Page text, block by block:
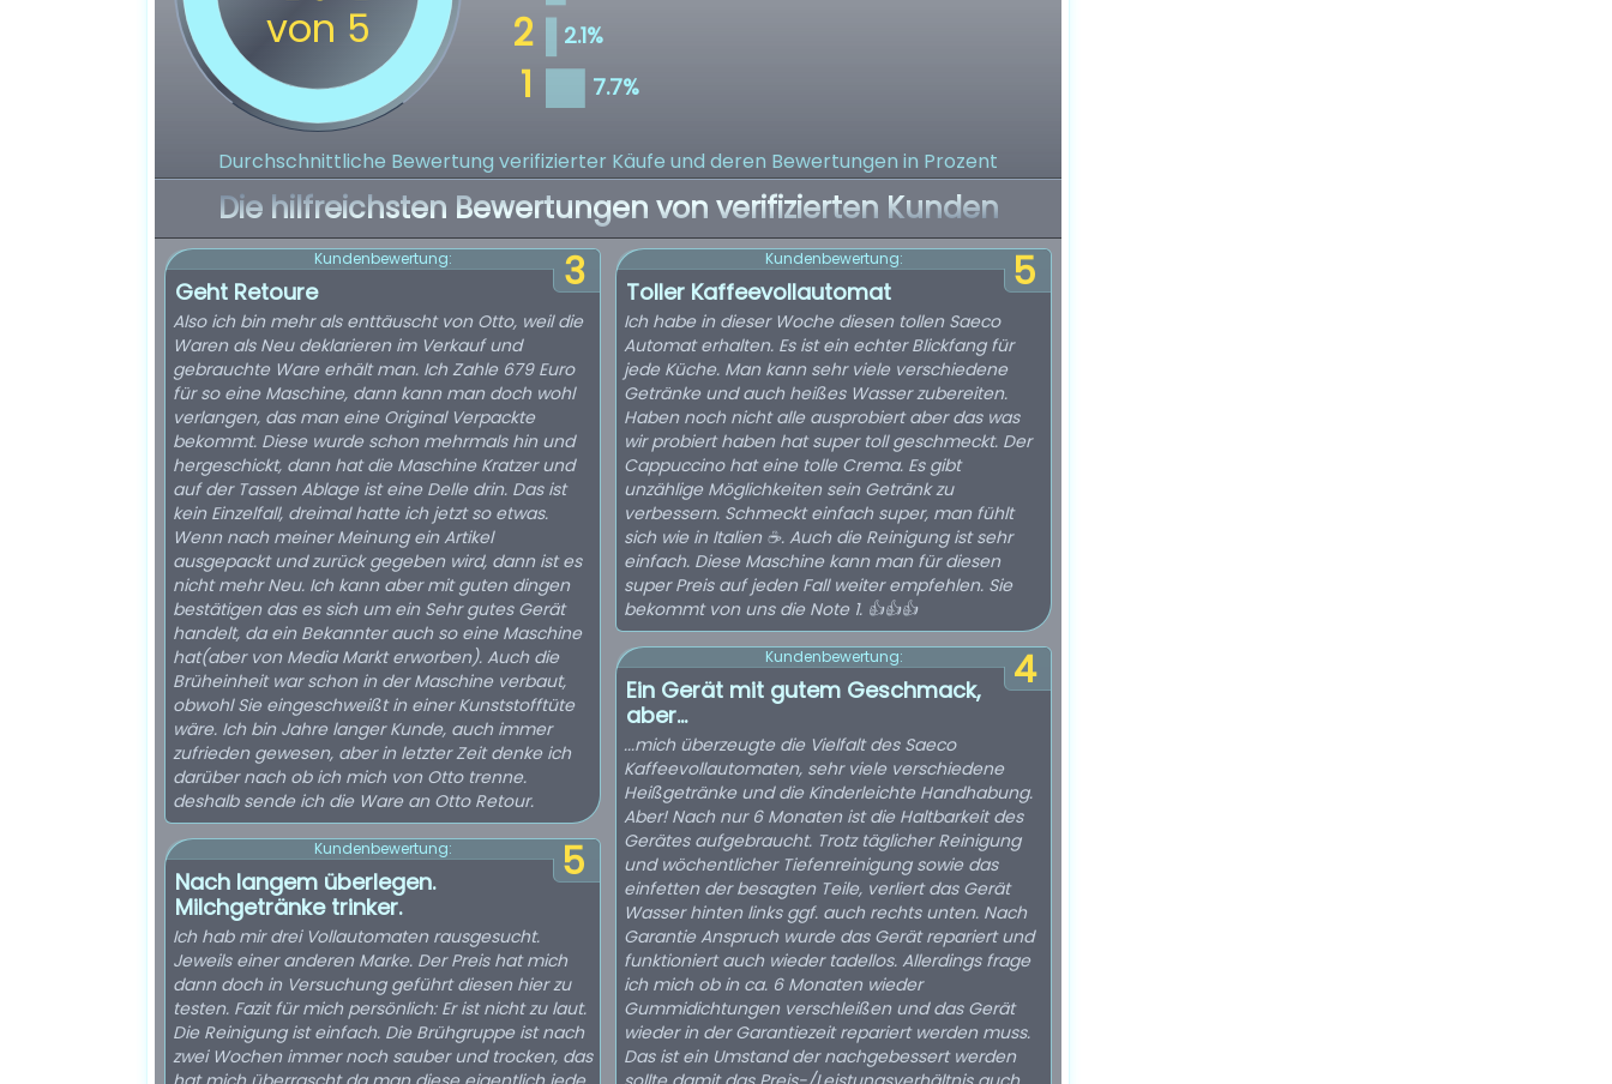
Durchschnittliche Bewertung verifizierter Käufe und deren Bewertungen in Prozent
Die hilfreichsten Bewertungen von verifizierten Kunden
3
Kundenbewertung:
Geht Retoure
Also ich bin mehr als enttäuscht von Otto, weil die
Waren als Neu deklarieren im Verkauf und
gebrauchte Ware erhält man. Ich Zahle 679 Euro
für so eine Maschine, dann kann man doch wohl
verlangen, das man eine Original Verpackte
bekommt. Diese wurde schon mehrmals hin und
hergeschickt, dann hat die Maschine Kratzer und
auf der Tassen Ablage ist eine Delle drin. Das ist
kein Einzelfall, dreimal hatte ich jetzt so etwas.
Wenn nach meiner Meinung ein Artikel
ausgepackt und zurück gegeben wird, dann ist es
nicht mehr Neu. Ich kann aber mit guten dingen
bestätigen das es sich um ein Sehr gutes Gerät
handelt, da ein Bekannter auch so eine Maschine
hat(aber von Media Markt erworben). Auch die
Brüheinheit war schon in der Maschine verbaut,
obwohl Sie eingeschweißt in einer Kunststofftüte
wäre. Ich bin Jahre langer Kunde, auch immer
zufrieden gewesen, aber in letzter Zeit denke ich
darüber nach ob ich mich von Otto trenne.
deshalb sende ich die Ware an Otto Retour.
5
Kundenbewertung:
Nach langem überlegen.
Milchgetränke trinker.
Ich hab mir drei Vollautomaten rausgesucht.
Jeweils einer anderen Marke. Der Preis hat mich
dann doch in Versuchung geführt diesen hier zu
testen. Fazit für mich persönlich: Er ist nicht zu laut.
Die Reinigung ist einfach. Die Brühgruppe ist nach
zwei Wochen immer noch sauber und trocken, das
5
Kundenbewertung:
Toller Kaffeevollautomat
Ich habe in dieser Woche diesen tollen Saeco
Automat erhalten. Es ist ein echter Blickfang für
jede Küche. Man kann sehr viele verschiedene
Getränke und auch heißes Wasser zubereiten.
Haben noch nicht alle ausprobiert aber das was
wir probiert haben hat super toll geschmeckt. Der
Cappuccino hat eine tolle Crema. Es gibt
unzählige Möglichkeiten sein Getränk zu
verbessern. Schmeckt einfach super, man fühlt
sich wie in Italien ☕. Auch die Reinigung ist sehr
einfach. Diese Maschine kann man für diesen
super Preis auf jeden Fall weiter empfehlen. Sie
bekommt von uns die Note 1. 👍👍👍
4
Kundenbewertung:
Ein Gerät mit gutem Geschmack,
aber...
...mich überzeugte die Vielfalt des Saeco
Kaffeevollautomaten, sehr viele verschiedene
Heißgetränke und die Kinderleichte Handhabung.
Aber! Nach nur 6 Monaten ist die Haltbarkeit des
Gerätes aufgebraucht. Trotz täglicher Reinigung
und wöchentlicher Tiefenreinigung sowie das
einfetten der besagten Teile, verliert das Gerät
Wasser hinten links ggf. auch rechts unten. Nach
Garantie Anspruch wurde das Gerät repariert und
funktioniert auch wieder tadellos. Allerdings frage
ich mich ob in ca. 6 Monaten wieder
Gummidichtungen verschleißen und das Gerät
wieder in der Garantiezeit repariert werden muss.
Das ist ein Umstand der nachgebessert werden